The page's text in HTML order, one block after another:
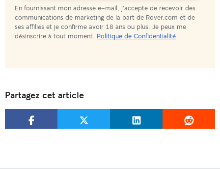
En fournissant mon adresse e-mail, j'accepte de recevoir des
communications de marketing de la part de Rover.com et de
ses affiliés et je confirme avoir 18 ans ou plus. Je peux me
désinscrire à tout moment. Politique de Confidentialité
êtes
abonné(e)
Partagez cet article